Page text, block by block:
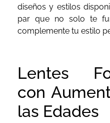
diseños y estilos
par que no solo te
complemente tu estilo
Lentes
con
las Edades